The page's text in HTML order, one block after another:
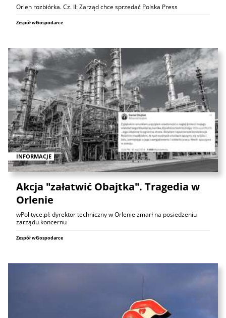
Orlen rozbiórka. Cz. II: Zarząd chce sprzedać Polska Press
Zespół wGospodarce
INFORMACJE
Akcja "załatwić Obajtka". Tragedia w
Orlenie
wPolityce.pl: dyrektor techniczny w Orlenie zmarł na posiedzeniu
zarządu koncernu
Zespół wGospodarce